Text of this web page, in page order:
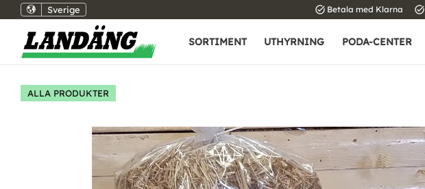
Sverige task_alt Betala med Klarna task_alt
SORTIMENT UTHYRNING PODA-CENTER
ALLA PRODUKTER